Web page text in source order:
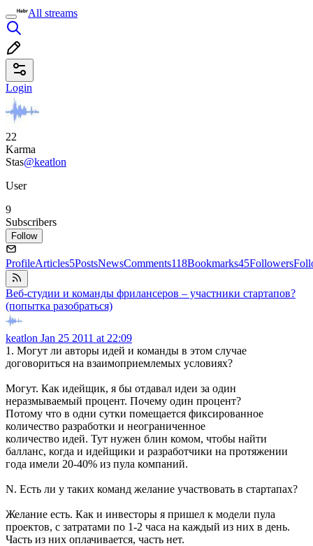
All streams
Login
22
Karma
Stas@keatlon
User
9
Subscribers
Follow
ProfileArticles5PostsNewsComments118Bookmarks45Followers
Веб-студии и команды фрилансеров – участники стартапов?
(попытка разобраться)
keatlon Jan 25 2011 at 22:09
1. Могут ли авторы идей и команды в этом случае
договориться на взаимоприемлемых условиях?
Могут. Как идейщик, я бы отдавал идеи за один
неразмываемый процент. Почему один процент?
Потому что в одни сутки помещается фиксированное
количество разработки и неограниченное
количество идей. Тут нужен блин комом, чтобы найти
балланс, когда и идейщики и разработчики на протяжении
года имели 20-40% из пула компаний.
N. Есть ли у таких команд желание участвовать в стартапах?
Желание есть. Как и инвесторы я пришел к модели пула
проектов, с затратами по 1-2 часа на каждый из них в день.
Часть из них оплачивается, часть нет.